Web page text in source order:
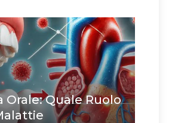
Orale: Quale Ruolo